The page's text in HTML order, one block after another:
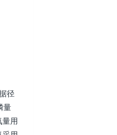
径
量
用